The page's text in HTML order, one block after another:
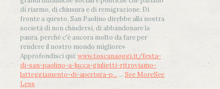
di riarmo, di chiusura e di remigrazione. Di
fronte a questo, San Paolino direbbe alla nostra
società di non chiudersi, di abbandonare la
paura, perché c'è ancora molto da fare per
rendere il nostro mondo migliore»
Approfondisci qui: www.toscanaoggi.it/festa-
di-san-paolino-a-lucca-giulietti-ritroviamo-
latteggiamento-di-apertura-p... ... See MoreSee
Less